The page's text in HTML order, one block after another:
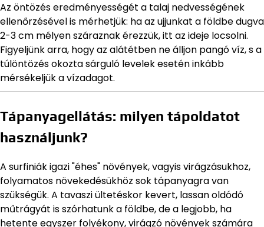
Az öntözés eredményességét a talaj nedvességének
ellenőrzésével is mérhetjük: ha az ujjunkat a földbe dugva
2-3 cm mélyen száraznak érezzük, itt az ideje locsolni.
Figyeljünk arra, hogy az alátétben ne álljon pangó víz, s a
túlöntözés okozta sárguló levelek esetén inkább
mérsékeljük a vízadagot.
Tápanyagellátás: milyen tápoldatot
használjunk?
A surfiniák igazi "éhes" növények, vagyis virágzásukhoz,
folyamatos növekedésükhöz sok tápanyagra van
szükségük. A tavaszi ültetéskor kevert, lassan oldódó
műtrágyát is szórhatunk a földbe, de a legjobb, ha
hetente egyszer folyékony, virágzó növények számára